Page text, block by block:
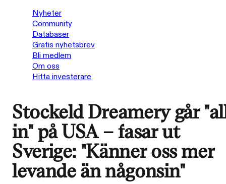
Nyheter
Community
Databaser
Gratis nyhetsbrev
Bli medlem
Om oss
Hitta investerare
Stockeld Dreamery går
in" på USA – fasar ut
Sverige: "Känner oss mer
levande än någonsin"